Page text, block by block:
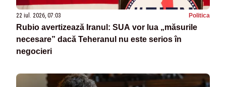
22 iul. 2026, 07:03 Politica
Rubio avertizează Iranul: SUA vor lua „măsurile
necesare” dacă Teheranul nu este serios în
negocieri